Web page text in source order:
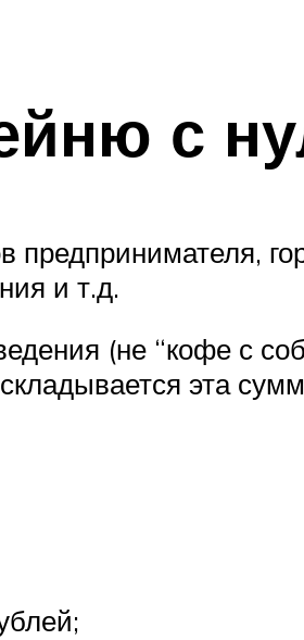
с
предпринимателя,
и т.д.
(не “кофе с
эта